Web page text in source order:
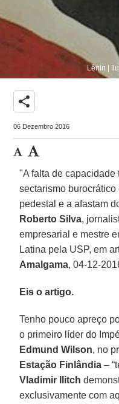
Lênin |
share
06 Dezembro 2016
"A falta de capacidade
sectarismo
pedestal e a afastam
Roberto Silva,
empresarial e mestre
Latina pela USP, em
Amalgama, 04-12-
Eis o artigo.
Tenho pouco apreço
o primeiro líder do
Edmund Wilson, no
Estação Finlândia –
Vladimir Ilitch
exclusivamente com